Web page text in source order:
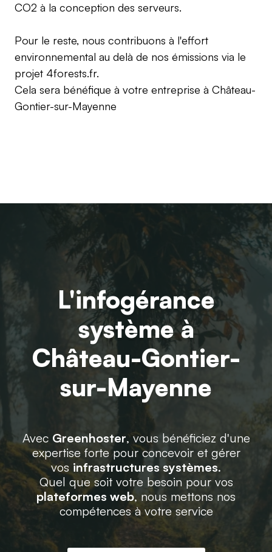
CO2 à la conception des serveurs.
Pour le reste, nous contribuons à l'effort
environnemental au delà de nos émissions via le
projet 4forests.fr.
Cela sera bénéfique à votre entreprise à Château-
Gontier-sur-Mayenne
L'infogérance
système à
Château-Gontier-
sur-Mayenne
Avec Greenhoster, vous bénéficiez d'une
expertise forte pour concevoir et gérer
vos infrastructures systèmes.
Quel que soit votre besoin pour vos
plateformes web, nous mettons nos
compétences à votre service